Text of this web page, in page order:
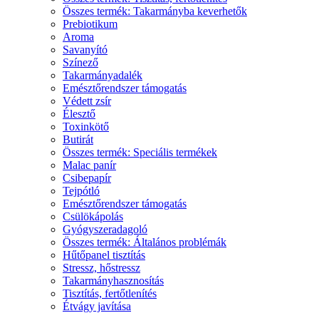
Összes termék: Takarmányba keverhetők
Prebiotikum
Aroma
Savanyító
Színező
Takarmányadalék
Emésztőrendszer támogatás
Védett zsír
Élesztő
Toxinkötő
Butirát
Összes termék: Speciális termékek
Malac panír
Csibepapír
Tejpótló
Emésztőrendszer támogatás
Csülökápolás
Gyógyszeradagoló
Összes termék: Általános problémák
Hűtőpanel tisztítás
Stressz, hőstressz
Takarmányhasznosítás
Tisztítás, fertőtlenítés
Étvágy javítása